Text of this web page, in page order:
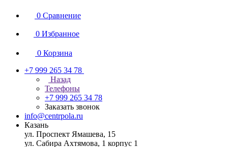
0 Сравнение
0 Избранное
0 Корзина
+7 999 265 34 78
Назад
Телефоны
+7 999 265 34 78
Заказать звонок
info@centrpola.ru
Казань
ул. Проспект Ямашева, 15
ул. Сабира Ахтямова, 1 корпус 1